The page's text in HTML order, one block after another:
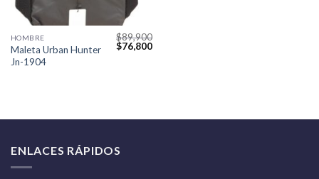
HOMBRE
Maleta Urban Hunter
Jn-1904
$89,900
$76,800
ENLACES RÁPIDOS